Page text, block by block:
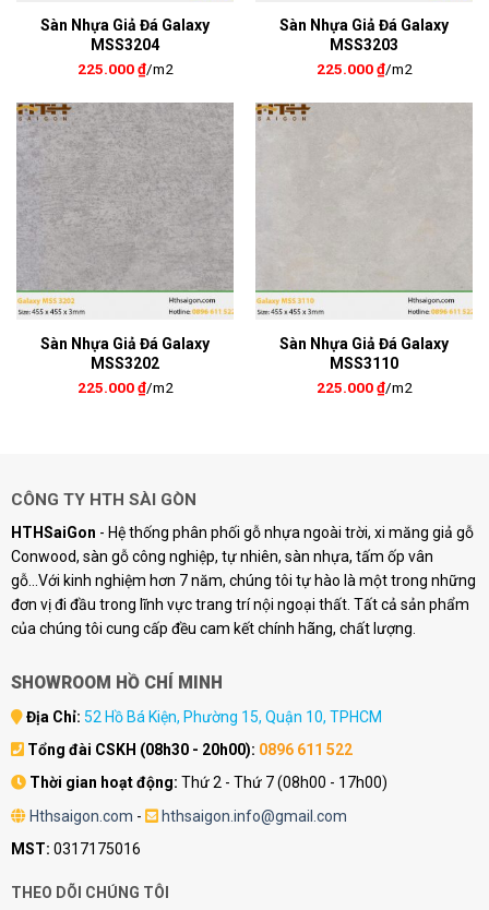
Sàn Nhựa Giả Đá Galaxy
MSS3204
225.000₫/m2
Sàn Nhựa Giả Đá Galaxy
MSS3203
225.000₫/m2
Sàn Nhựa Giả Đá Galaxy
MSS3202
225.000₫/m2
Sàn Nhựa Giả Đá Galaxy
MSS3110
225.000₫/m2
CÔNG TY HTH SÀI GÒN
HTHSaiGon - Hệ thống phân phối gỗ nhựa ngoài trời, xi măng giả gỗ
Conwood, sàn gỗ công nghiệp, tự nhiên, sàn nhựa, tấm ốp vân
gỗ...Với kinh nghiệm hơn 7 năm, chúng tôi tự hào là một trong những
đơn vị đi đầu trong lĩnh vực trang trí nội ngoại thất. Tất cả sản phẩm
của chúng tôi cung cấp đều cam kết chính hãng, chất lượng.
SHOWROOM HỒ CHÍ MINH
Địa Chỉ: 52 Hồ Bá Kiện, Phường 15, Quận 10, TPHCM
Tổng đài CSKH (08h30 - 20h00): 0896 611 522
Thời gian hoạt động: Thứ 2 - Thứ 7 (08h00 - 17h00)
Hthsaigon.com -
hthsaigon.info@gmail.com
MST: 0317175016
THEO DÕI CHÚNG TÔI